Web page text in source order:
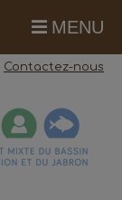
Contactez-nous
MENU